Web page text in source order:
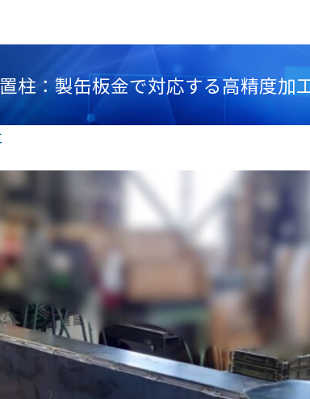
柱：製缶板金で対応する高精度加